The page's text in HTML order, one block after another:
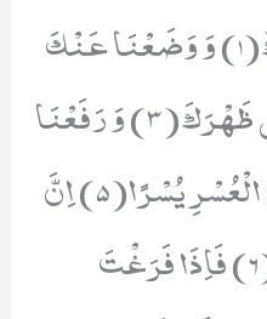
اَلَمْ نَشْرَحْ لَكَ صَدْرَكَ(1) وَ وَضَعْنَا عَنْكَ
وِزْرَكَ(2) الَّذِیْۤ اَنْقَضَ ظَهْرَكَ(3) وَ رَفَعْنَا
لَكَ ذِكْرَكَ(4) فَاِنَّ مَعَ الْعُسْرِ یُسْرًا(5) اِنَّ
مَعَ الْعُسْرِ یُسْرًا(6) فَاِذَا فَرَغْتَ